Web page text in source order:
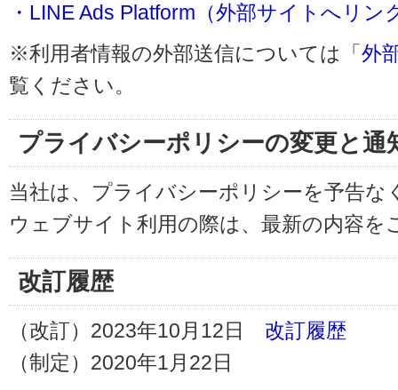
・LINE Ads Platform（外部サイトへリン
※利用者情報の外部送信については「外
覧ください。
プライバシーポリシーの変更と通
当社は、プライバシーポリシーを予告
ウェブサイト利用の際は、最新の内容を
改訂履歴
（改訂）2023年10月12日 改訂履歴
（制定）2020年1月22日